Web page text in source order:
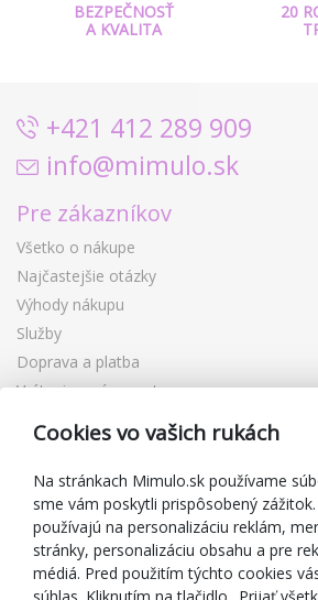
BEZPEČNOSŤ
A KVALITA
20
+421 412 289 909
info@mimulo.sk
Pre zákazníkov
Všetko o nákupe
Najčastejšie otázky
Výhody nákupu
Služby
Doprava a platba
Vrátenie a výmena tovaru
Reklamácia
Zľavové kupóny
Blog
O predajcovi
Mimulo.sk
Cookies vo vašich rukách
Na stránkach Mimulo.sk používame
sme vám poskytli prispôsobený
používajú na personalizáciu reklám,
stránky, personalizáciu obsahu a pre
médiá. Pred použitím týchto cookies
súhlas. Kliknutím na tlačidlo „Prijať